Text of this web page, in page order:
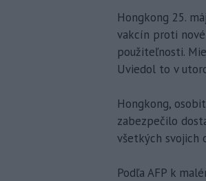
Hongkong 25.
vakcín proti
použiteľnosti.
Uviedol to v
Hongkong,
zabezpečilo
všetkých svojich
Podľa AFP k